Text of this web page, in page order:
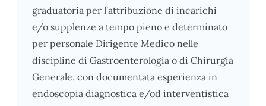
graduatoria per l’attribuzione di incarichi
e/o supplenze a tempo pieno e determinato
per personale Dirigente Medico nelle
discipline di Gastroenterologia o di Chirurgia
Generale, con documentata esperienza in
endoscopia diagnostica e/od interventistica